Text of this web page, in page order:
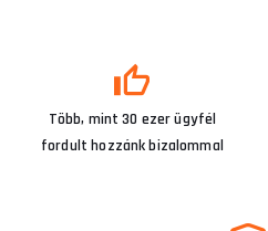
Több, mint 30 ezer ügyfél
fordult hozzánk bizalommal